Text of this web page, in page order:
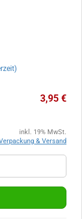
3,95 €
inkl. 19% MwSt.
& Versand